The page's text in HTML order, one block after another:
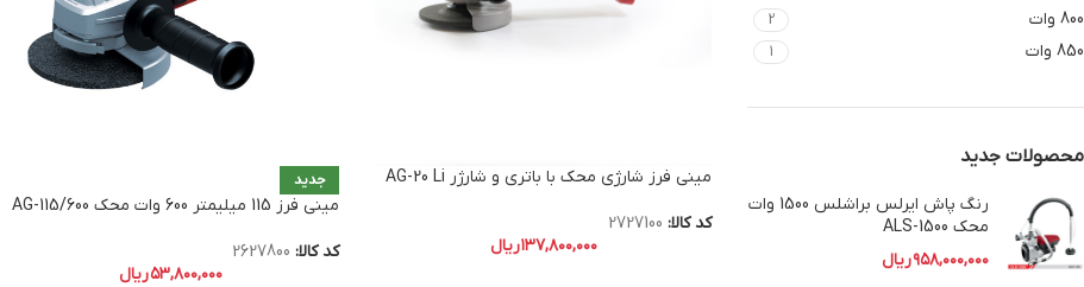
800 وات 2
850 وات 1
محصولات جدید
رنگ پاش ایرلس براشلس 1500 وات
محک ALS-1500
۹۵۸,۰۰۰,۰۰۰ریال
مینی فرز شارژی محک با باتری و شارژر AG-20 Li
کد کالا: 2727100
۱۳۷,۸۰۰,۰۰۰ریال
جدید
مینی فرز 115 میلیمتر 600 وات محک AG-115/600
کد کالا: 2627800
۵۳,۸۰۰,۰۰۰ریال